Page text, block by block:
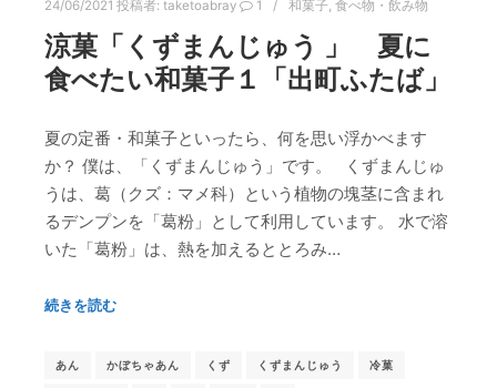
24/06/2021 投稿者: taketoabray 1 和菓子, 食べ物・飲み物
涼菓「くずまんじゅう 」 夏に
食べたい和菓子１「出町ふたば」
夏の定番・和菓子といったら、何を思い浮かべます
か？ 僕は、「くずまんじゅう」です。 くずまんじゅ
うは、葛（クズ：マメ科）という植物の塊茎に含まれ
るデンプンを「葛粉」として利用しています。 水で溶
いた「葛粉」は、熱を加えるととろみ…
続きを読む
あん かぼちゃあん くず くずまんじゅう 冷菓